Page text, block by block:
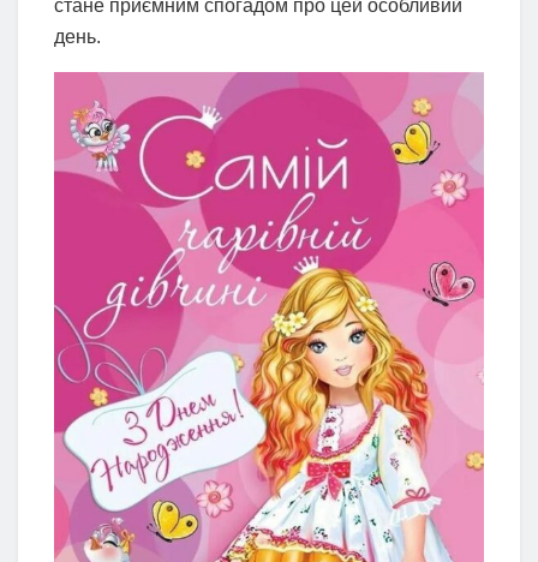
стане приємним спогадом про цей особливий
день.